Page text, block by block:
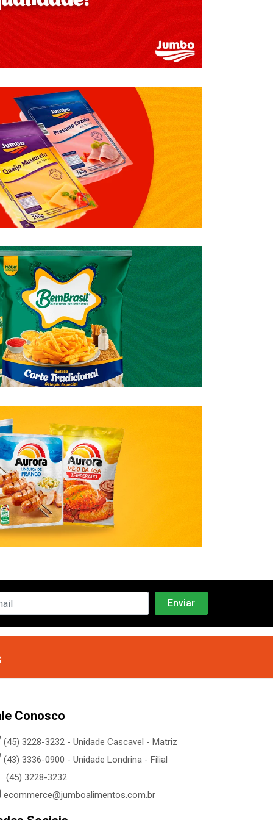
Conosco
(45) 3228-3232 - Unidade Cascavel - Matriz
(43) 3336-0900 - Unidade Londrina - Filial
(45) 3228-3232
ecommerce@jumboalimentos.com.br